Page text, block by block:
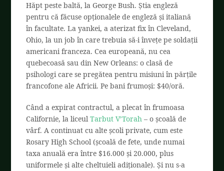
Hăpt peste baltă, la George Bush. Știa engleză
pentru că făcuse opționalele de engleză și italiană
în facultate. La yankei, a aterizat fix în Cleveland,
Ohio, la un job în care trebuia să-i învețe pe soldații
americani franceza. Cea europeană, nu cea
quebecoasă sau din New Orleans: o clasă de
psihologi care se pregătea pentru misiuni în părțile
francofone ale Africii. Pe bani frumoși: $40/oră.
Când a expirat contractul, a plecat în frumoasa
Californie, la liceulTarbut V’Torah – o școală de
vârf. A continuat cu alte școli private, cum este
Rosary High School (școală de fete, unde numai
taxa anuală era între $16.000 și 20.000, plus
uniformele și alte cheltuieli adiționale). Și nu s-a